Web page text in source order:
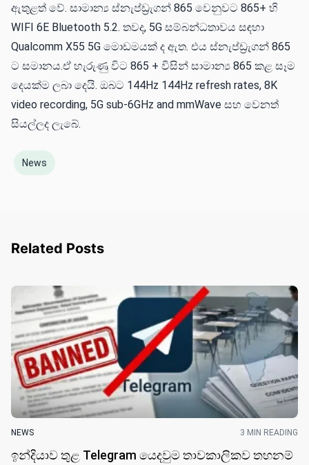
ඇතුළත් වේ. සාමාන්‍ය ස්නැප්ඩ්‍රැගන් 865 වෙනුවට 865+ හි
WIFI 6E Bluetooth 5.2. තවද, 5G සම්බන්ධතාවය සඳහා
Qualcomm X55 5G මොඩමයක් ද ඇත. එය ස්නැප්ඩ්‍රැගන් 865
ට සමානය.ඒ හැරුණු විට 865 + විසින් සාමාන්‍ය 865 කළ සෑම
දෙයක්ම ලබා දෙයි. ඔබට 144Hz 144Hz refresh rates, 8K
video recording, 5G sub-6GHz and mmWave සහ වෙනත්
සියල්ලද ලැබේ.
News
Related Posts
NEWS 3 MIN READING
ඉන්දියාව තුළ Telegram යෙදවුම තාවකාලිකව තහනම්